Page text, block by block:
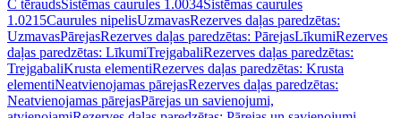
C tēraudsSistēmas caurules 1.0034Sistēmas caurules
1.0215Caurules nipelisUzmavasRezerves daļas paredzētas:
UzmavasPārejasRezerves daļas paredzētas: PārejasLīkumiRezerves
daļas paredzētas: LīkumiTrejgabaliRezerves daļas paredzētas:
TrejgabaliKrusta elementiRezerves daļas paredzētas: Krusta
elementiNeatvienojamas pārejasRezerves daļas paredzētas:
Neatvienojamas pārejasPārejas un savienojumi,